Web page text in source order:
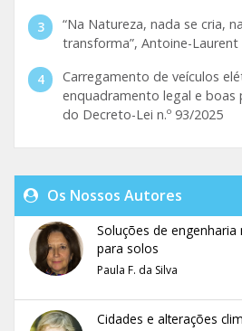
“Na Natureza, nada se cria,
transforma”, Antoine-Laurent
Carregamento de veículos
enquadramento legal e boas
do Decreto-Lei n.º 93/2025
Os Nossos Autores
Soluções de engenharia
para solos
Paula F. da Silva
Cidades e alterações